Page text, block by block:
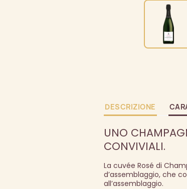
DESCRIZIONE
UNO
CONVIVIALI.
La cuvée Rosé di
d’assemblaggio, che
all’assemblaggio.